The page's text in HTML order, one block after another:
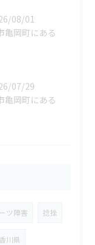
08/01
亀岡町にある
07/29
亀岡町にある
ツ障害 捻挫
香川県